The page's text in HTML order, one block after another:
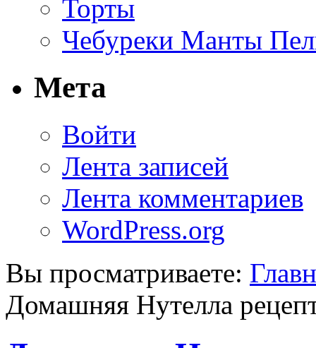
Торты
Чебуреки Манты
Мета
Войти
Лента записей
Лента комментариев
WordPress.org
Вы просматриваете:
Домашняя Нутелла